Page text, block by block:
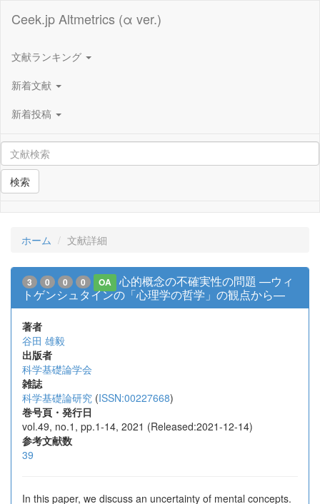
Ceek.jp Altmetrics (α ver.)
文献ランキング
新着文献
新着投稿
検索
ホーム 文献詳細
3 0 0 0 OA
心的概念の不確実性の問題 —ウィ
トゲンシュタインの「心理学の哲学」の観点から—
著者
谷田 雄毅
出版者
科学基礎論学会
雑誌
科学基礎論研究 (ISSN:00227668)
巻号頁・発行日
vol.49, no.1, pp.1-14, 2021 (Released:2021-12-14)
参考文献数
39
In this paper, we discuss an uncertainty of mental concepts.